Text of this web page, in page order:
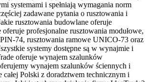
systemami i spełniają wymagania norm
zadawane pytania o rusztowania i
rusztowania budowlane oferuje
oferuje profesjonalne rusztowania modułowe,
74, rusztowania ramowe UNICO-73 oraz
systemy dostępne są w wynajmie i
oferuje wynajem szalunków
wynajem szalunków ściennych i
całej Polski z doradztwem technicznym i